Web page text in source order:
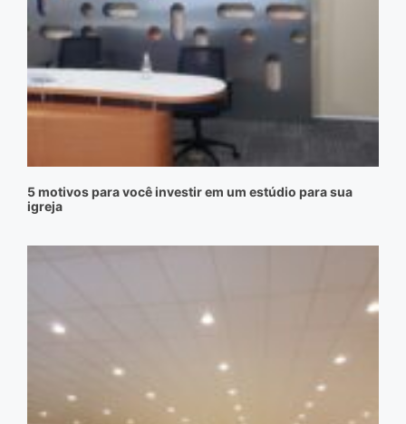
5 motivos para você investir em um estúdio para sua
igreja